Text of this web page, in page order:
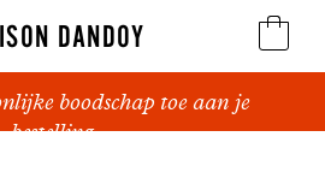
DANDOY
Speculoos
boodschap toe aan je
bestelling.